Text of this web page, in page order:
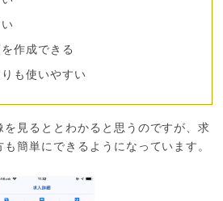
作成できる
も使いやすい
を見るととわかると思うのですが、求
簡単にできるようになっています。